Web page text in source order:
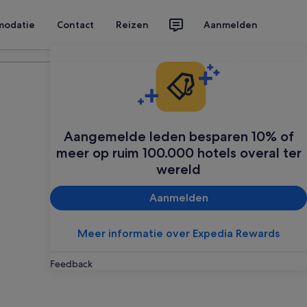
Contact Reizen Aanmelden
Aangemelde leden besparen 10% of
meer op ruim 100.000 hotels overal ter
wereld
Aanmelden
Meer informatie over Expedia Rewards
Feedback